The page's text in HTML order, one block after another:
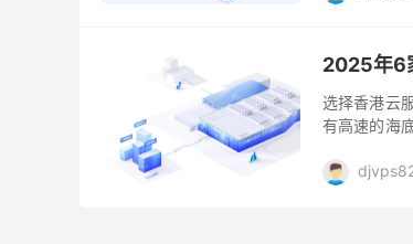
2025年6
选择香港云
有高速的海